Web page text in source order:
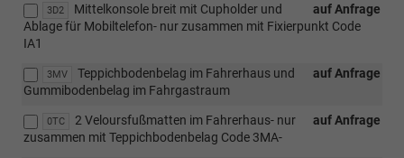
3D2 auf Anfrage
Mittelkonsole breit mit Cupholder und
Ablage für Mobiltelefon- nur zusammen mit Fixierpunkt Code
IA1
3MV auf Anfrage
Teppichbodenbelag im Fahrerhaus und
Gummibodenbelag im Fahrgastraum
0TC auf Anfrage
2 Veloursfußmatten im Fahrerhaus- nur
zusammen mit Teppichbodenbelag Code 3MA-